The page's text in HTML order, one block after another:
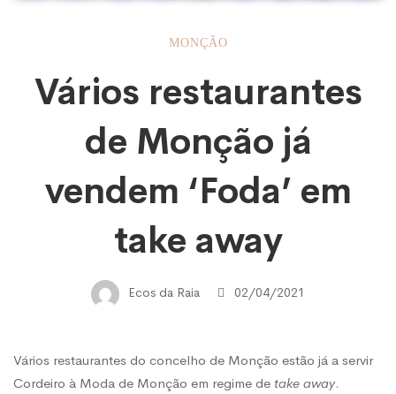
Vários
restaurantes
de
Monção
vendem
MONÇÃO
Vários restaurantes
de Monção já
vendem ‘Foda’ em
take away
Ecos da Raia 02/04/2021
Vários restaurantes do concelho de Monção estão já a servir
Cordeiro à Moda de Monção em regime de take away.